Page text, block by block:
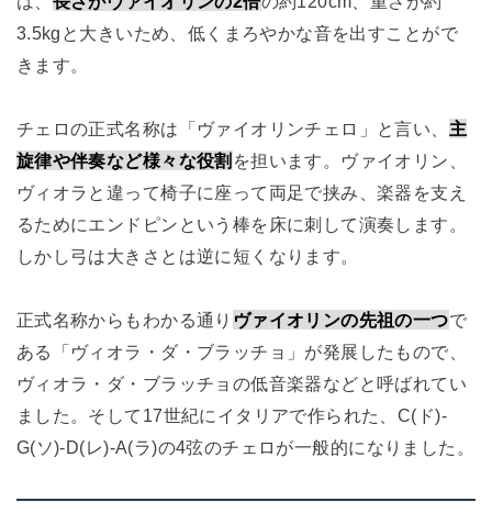
3.5kgと大きいため、低くまろやかな音を出すことがで
きます。
チェロの正式名称は「ヴァイオリンチェロ」と言い、 主
旋律や伴奏など様々な役割 を担います。ヴァイオリン、
ヴィオラと違って椅子に座って両足で挟み、楽器を支え
るためにエンドピンという棒を床に刺して演奏します。
しかし弓は大きさとは逆に短くなります。
正式名称からもわかる通り ヴァイオリンの先祖の一つで
ある「ヴィオラ・ダ・ブラッチョ」が発展したもので、
ヴィオラ・ダ・ブラッチョの低音楽器などと呼ばれてい
ました。そして17世紀にイタリアで作られた、C(ド)-
G(ソ)-D(レ)-A(ラ)の4弦のチェロが一般的になりました。